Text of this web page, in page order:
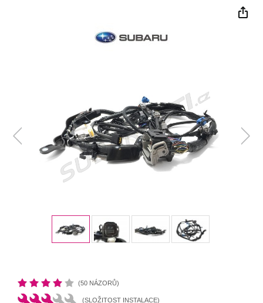
(50 NÁZORŮ)
(SLOŽITOST INSTALACE)